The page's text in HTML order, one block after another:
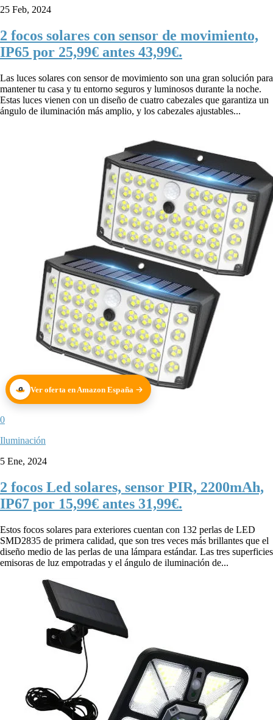
25 Feb, 2024
2 focos solares con sensor de movimiento,
IP65 por 25,99€ antes 43,99€.
Las luces solares con sensor de movimiento son una gran solución para
mantener tu casa y tu entorno seguros y luminosos durante la noche.
Estas luces vienen con un diseño de cuatro cabezales que garantiza un
ángulo de iluminación más amplio, y los cabezales ajustables...
Ver oferta en Amazon España
0
Iluminación
5 Ene, 2024
2 focos Led solares, sensor PIR, 2200mAh,
IP67 por 15,99€ antes 31,99€.
Estos focos solares para exteriores cuentan con 132 perlas de LED
SMD2835 de primera calidad, que son tres veces más brillantes que el
diseño medio de las perlas de una lámpara estándar. Las tres superficies
emisoras de luz empotradas y el ángulo de iluminación de...